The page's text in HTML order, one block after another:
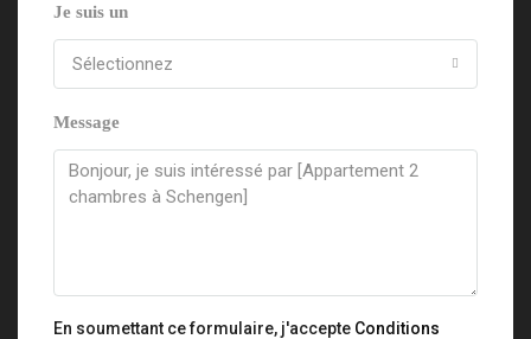
Je suis un
Sélectionnez
Message
En soumettant ce formulaire, j'accepte Conditions